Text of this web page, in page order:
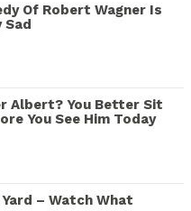
Of Robert Wagner Is
Sad
Albert? You Better Sit
You See Him Today
– Watch What